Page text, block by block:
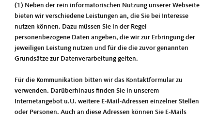
(1) Neben der rein informatorischen Nutzung unserer Webseite
bieten wir verschiedene Leistungen an, die Sie bei Interesse
nutzen können. Dazu müssen Sie in der Regel
personenbezogene Daten angeben, die wir zur Erbringung der
jeweiligen Leistung nutzen und für die die zuvor genannten
Grundsätze zur Datenverarbeitung gelten.
Für die Kommunikation bitten wir das Kontaktformular zu
verwenden. Darüberhinaus finden Sie in unserem
Internetangebot u.U. weitere E-Mail-Adressen einzelner Stellen
oder Personen. Auch an diese Adressen können Sie E-Mails